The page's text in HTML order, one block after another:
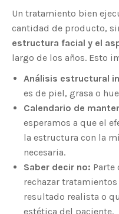
Un tratamiento bien
cantidad de producto,
estructura facial y el
largo de los años. Esto
Análisis estructural
es de piel, grasa o
Calendario de
esperamos a que el
la estructura con la
necesaria.
Saber decir no: Parte
rechazar
resultado realista o
estética del paciente.